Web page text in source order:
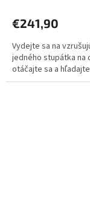
€241,90
Vydejte sa na
jedného stupátka
otáčajte sa a